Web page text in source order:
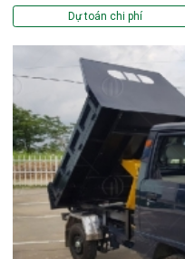
Dự toán chi phí